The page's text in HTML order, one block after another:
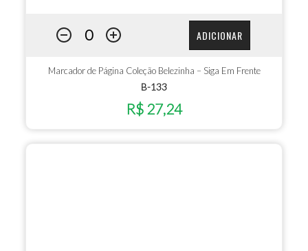
ADICIONAR
Marcador de Página Coleção Belezinha – Siga Em Frente
B-133
R$ 27,24